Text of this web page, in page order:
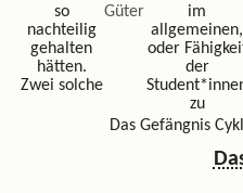
so
nachteilig
gehalten
hätten.
Zwei solche
Güter
im
allgemeinen,
oder
der
zu
Das Gefängnis